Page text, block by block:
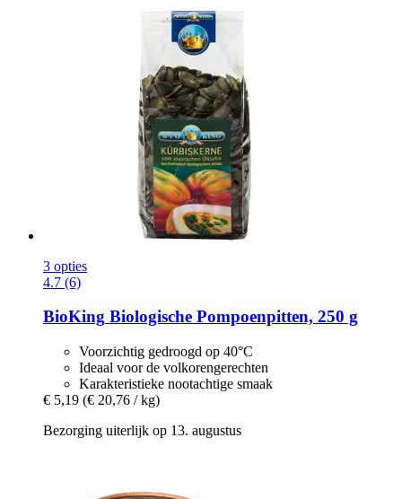
3 opties
4.7 (6)
BioKing Biologische Pompoenpitten, 250 g
Voorzichtig gedroogd op 40°C
Ideaal voor de volkorengerechten
Karakteristieke nootachtige smaak
€ 5,19 (€ 20,76 / kg)
Bezorging uiterlijk op 13. augustus